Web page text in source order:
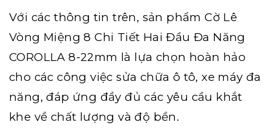
Với các thông tin trên, sản phẩm Cờ Lê
Vòng Miệng 8 Chi Tiết Hai Đầu Đa Năng
COROLLA 8-22mm là lựa chọn hoàn hảo
cho các công việc sửa chữa ô tô, xe máy đa
năng, đáp ứng đầy đủ các yêu cầu khắt
khe về chất lượng và độ bền.